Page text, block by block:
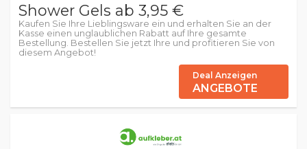
Shower Gels ab 3,95 €
Kaufen Sie Ihre Lieblingsware ein und erhalten Sie an der
Kasse einen unglaublichen Rabatt auf Ihre gesamte
Bestellung. Bestellen Sie jetzt Ihre und profitieren Sie von
diesem Angebot!
Deal Anzeigen
ANGEBOTE